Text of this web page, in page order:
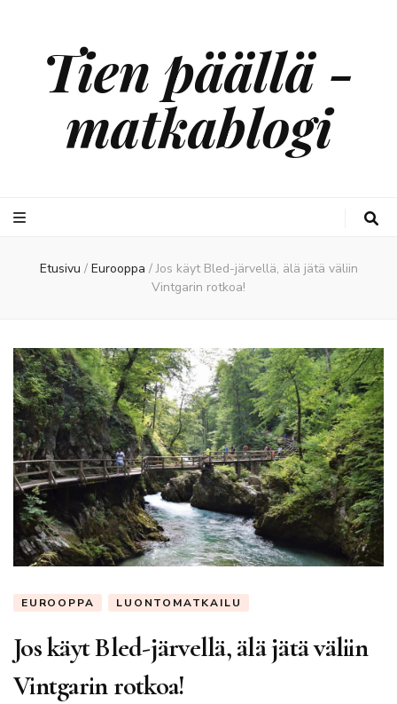
Tien päällä -
matkablogi
Etusivu / Eurooppa / Jos käyt Bled-järvellä, älä jätä väliin
Vintgarin rotkoa!
EUROOPPA LUONTOMATKAILU
Jos käyt Bled-järvellä, älä jätä väliin
Vintgarin rotkoa!